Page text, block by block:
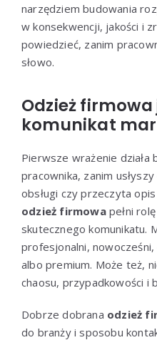
narzędziem budowania
w konsekwencji, jakości i
powiedzieć, zanim
słowo.
Odzież
komunikat
Pierwsze wrażenie działa
pracownika, zanim
obsługi czy przeczyta opis
odzież firmowapełni
skutecznego komunikatu.
profesjonalni,
albo premium. Może też,
chaosu, przypadkowości i
Dobrze dobrana odzież
do branży i sposobu